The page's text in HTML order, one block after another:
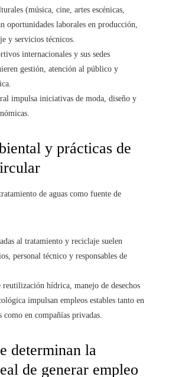
(música, cine, artes escénicas,
oportunidades laborales en producción,
y servicios técnicos.
internacionales y sus sedes
gestión, atención al público y
impulsa iniciativas de moda, diseño y
y prácticas de
de aguas como fuente de
al tratamiento y reciclaje suelen
personal técnico y responsables de
hídrica, manejo de desechos
impulsan empleos estables tanto en
como en compañías privadas.
determinan la
de generar empleo